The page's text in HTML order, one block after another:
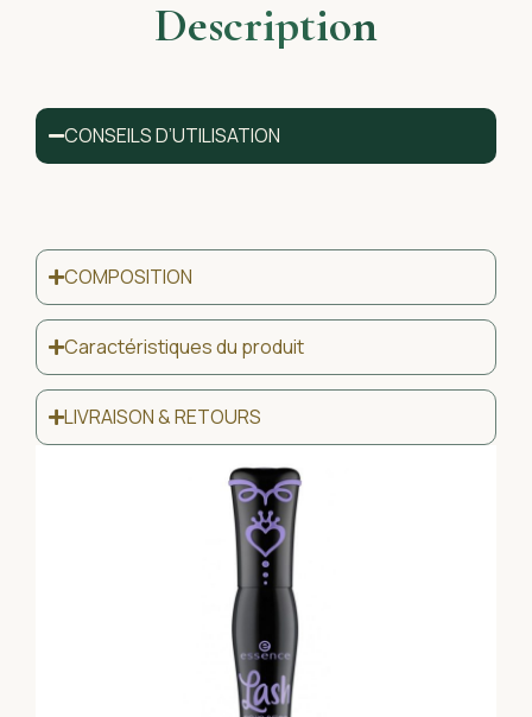
Description
CONSEILS D’UTILISATION
COMPOSITION
Caractéristiques du produit
LIVRAISON & RETOURS